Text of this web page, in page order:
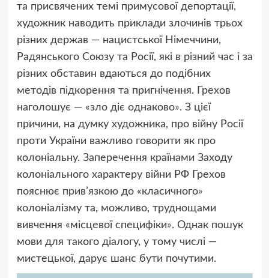
та присвячених темі примусової депортації,
художник наводить приклади злочинів трьох
різних держав — нацистської Німеччини,
Радянського Союзу та Росії, які в різний час і за
різних обставин вдаються до подібних
методів підкорення та пригнічення. Грехов
наголошує — «зло діє однаково». З цієї
причини, на думку художника, про війну Росії
проти України важливо говорити як про
колоніальну. Заперечення країнами Заходу
колоніального характеру війни РФ Грехов
пояснює прив’язкою до «класичного»
колоніалізму та, можливо, труднощами
вивчення «місцевої специфіки». Однак пошук
мови для такого діалогу, у тому числі —
мистецької, дарує шанс бути почутими.